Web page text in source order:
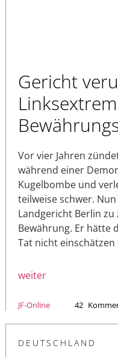
Gericht
Vor vier Jahren
während einer
Kugelbombe und
teilweise schwer.
Landgericht Berlin zu
Bewährung. Er hätte
Tat nicht einschätzen
weiter
JF-Online 42
DEUTSCHLAND